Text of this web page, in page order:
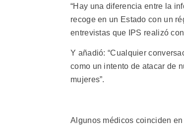
“Hay una diferencia entre la
recoge en un Estado con un
entrevistas que IPS realizó
Y añadió: “Cualquier
como un intento de atacar de
mujeres”.
Algunos médicos coinciden